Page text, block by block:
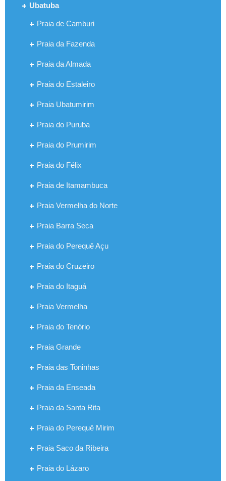
Ubatuba
Praia de Camburi
Praia da Fazenda
Praia da Almada
Praia do Estaleiro
Praia Ubatumirim
Praia do Puruba
Praia do Prumirim
Praia do Félix
Praia de Itamambuca
Praia Vermelha do Norte
Praia Barra Seca
Praia do Perequê Açu
Praia do Cruzeiro
Praia do Itaguá
Praia Vermelha
Praia do Tenório
Praia Grande
Praia das Toninhas
Praia da Enseada
Praia da Santa Rita
Praia do Perequê Mirim
Praia Saco da Ribeira
Praia do Lázaro